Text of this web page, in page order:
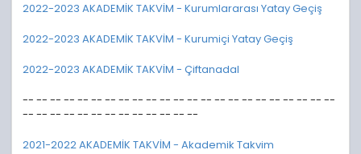
2022-2023 AKADEMİK TAKVİM - Kurumlararası Yatay Geçiş
2022-2023 AKADEMİK TAKVİM - Kurumiçi Yatay Geçiş
2022-2023 AKADEMİK TAKVİM - Çiftanadal
-- -- -- -- -- -- -- -- -- -- -- -- -- -- -- -- -- -- -- -- -- -- --
-- -- -- -- -- -- -- -- -- -- -- -- --
2021-2022 AKADEMİK TAKVİM - Akademik Takvim